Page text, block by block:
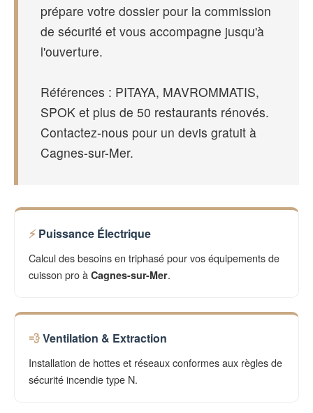
prépare votre dossier pour la commission
de sécurité et vous accompagne jusqu'à
l'ouverture.
Références : PITAYA, MAVROMMATIS,
SPOK et plus de 50 restaurants rénovés.
Contactez-nous pour un devis gratuit à
Cagnes-sur-Mer.
Puissance Électrique
Calcul des besoins en triphasé pour vos équipements de
cuisson pro à Cagnes-sur-Mer.
Ventilation & Extraction
Installation de hottes et réseaux conformes aux règles de
sécurité incendie type N.